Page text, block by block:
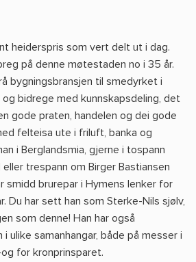
heiderspris som vert delt ut i dag.
på denne møtestaden no i 35 år.
bygningsbransjen til smedyrket i
og bidrege med kunnskapsdeling, det
gode praten, handelen og dei gode
felteisa ute i friluft, banka og
i Berglandsmia, gjerne i tospann
trespann om Birger Bastiansen
smidd brurepar i Hymens lenker for
Du har sett han som Sterke-Nils sjølv,
som denne! Han har også
ulike samanhangar, både på messer i
for kronprinsparet.